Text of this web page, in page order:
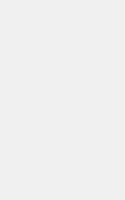
Butte Bergeyre